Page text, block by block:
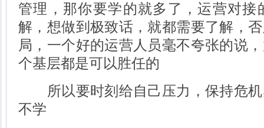
管理，那你要学的就多了，运营对接
解，想做到极致话，就都需要了解，
局，一个好的运营人员毫不夸张的说
个基层都是可以胜任的
所以要时刻给自己压力，保持危机
不学